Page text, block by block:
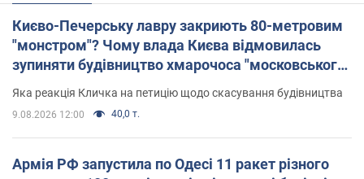
Києво-Печерську лавру закриють 80-метровим
"монстром"? Чому влада Києва відмовилась
зупиняти будівництво хмарочоса "московського
вірянина"
Яка реакція Кличка на петицію щодо скасування будівництва
9.08.2026 12:00 40,0 т.
Армія РФ запустила по Одесі 11 ракет різного